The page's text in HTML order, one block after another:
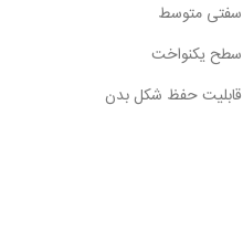
سفتی متوسط
سطح یکنواخت
قابلیت حفظ شکل بدن